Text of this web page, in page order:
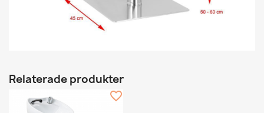
Relaterade produkter
favorite_border